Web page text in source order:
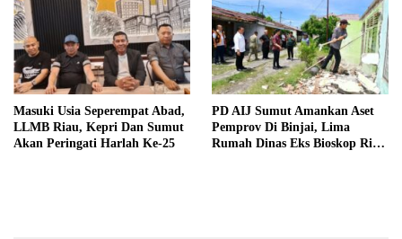
Masuki Usia Seperempat Abad,
LLMB Riau, Kepri Dan Sumut
Akan Peringati Harlah Ke-25
PD AIJ Sumut Amankan Aset
Pemprov Di Binjai, Lima
Rumah Dinas Eks Bioskop Ria